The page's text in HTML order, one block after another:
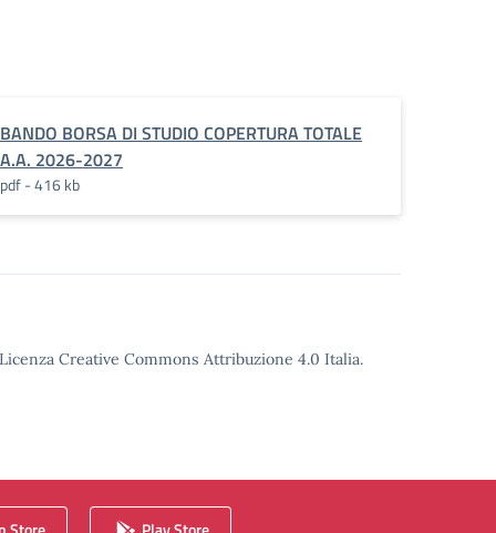
BANDO BORSA DI STUDIO COPERTURA TOTALE
A.A. 2026-2027
pdf - 416 kb
Creative Commons Attribuzione 4.0 Italia.